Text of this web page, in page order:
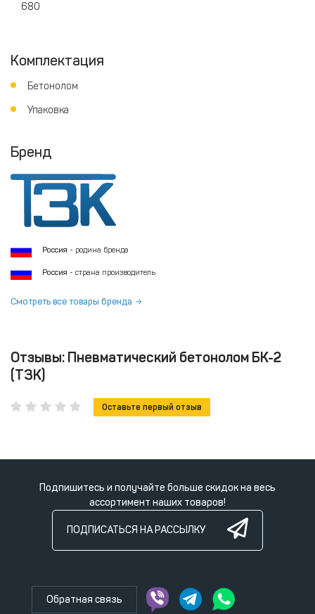
680
Комплектация
Бетонолом
Упаковка
Бренд
Россия - родина бренда
Россия - страна производитель
Смотреть все товары бренда
Отзывы: Пневматический бетонолом БК-2
(ТЗК)
Оставьте первый отзыв
Подпишитесь и получайте больше скидок на весь
ассортимент наших товаров!
ПОДПИСАТЬСЯ НА РАССЫЛКУ
Обратная связь